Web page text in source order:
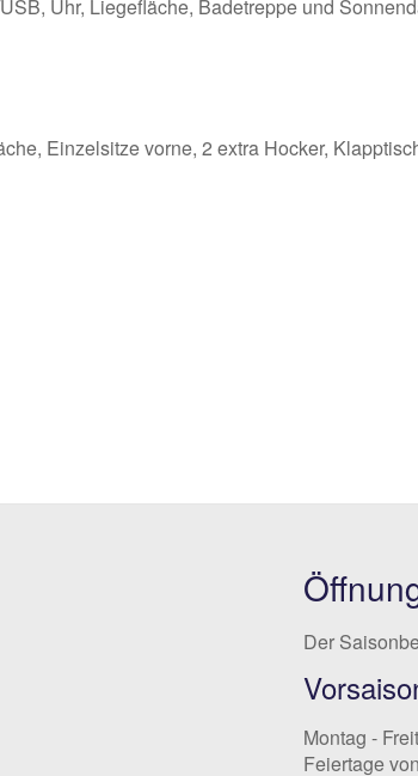
Uhr, Liegefläche, Badetreppe und
Einzelsitze vorne, 2 extra Hocker,
Der
Montag -
Feiertage